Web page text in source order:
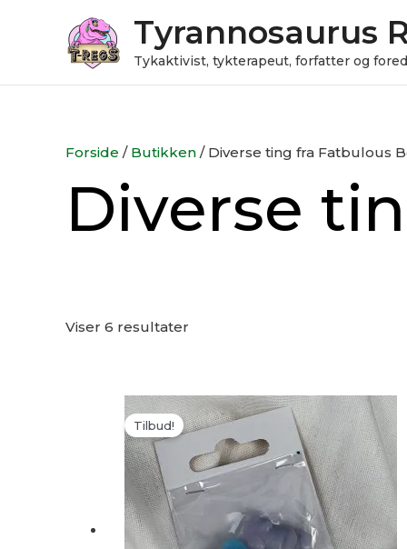
Tyrannosaurus
Tykaktivist, tykterapeut, forfatter og
Forside / Butikken / Diverse ting fra Fatbulous
Diverse
Viser 6 resultater
Tilbud!
Den
oprindelige
pris
var:
150,00 kr..
Den
aktuelle
pris
70,00 kr..